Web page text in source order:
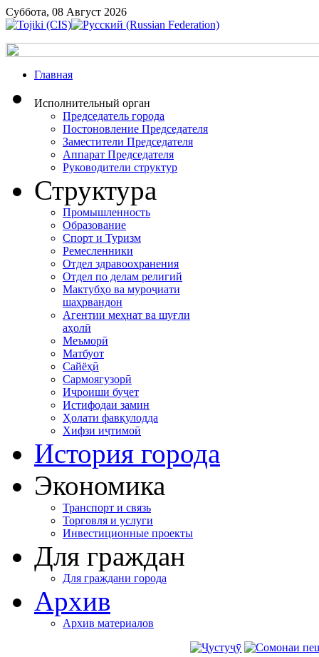
Суббота, 08 Август 2026
Главная
Исполнительный орган
Председатель города
Постоновление Председателя
Заместители Председателя
Аппарат Председателя
Руководители структур
Структура
Промышленность
Образование
Спорт и Туризм
Ремесленники
Отдел здравоохранения
Отдел по делам религий
Мактубҳо ва муроҷиати
шаҳрвандон
Агентии меҳнат ва шуғли
аҳолӣ
Меъморӣ
Матбуот
Сайёҳӣ
Сармоягузорӣ
Иҷроиши буҷет
Истифодаи замин
Ҳолати фавқулодда
Хифзи иҷтимоӣ
История города
Экономика
Транспорт и связь
Торговля и услуги
Инвестиционные проекты
Для граждан
Для граждани города
Архив
Архив материалов